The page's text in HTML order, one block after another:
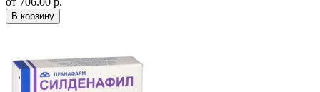
В корзину